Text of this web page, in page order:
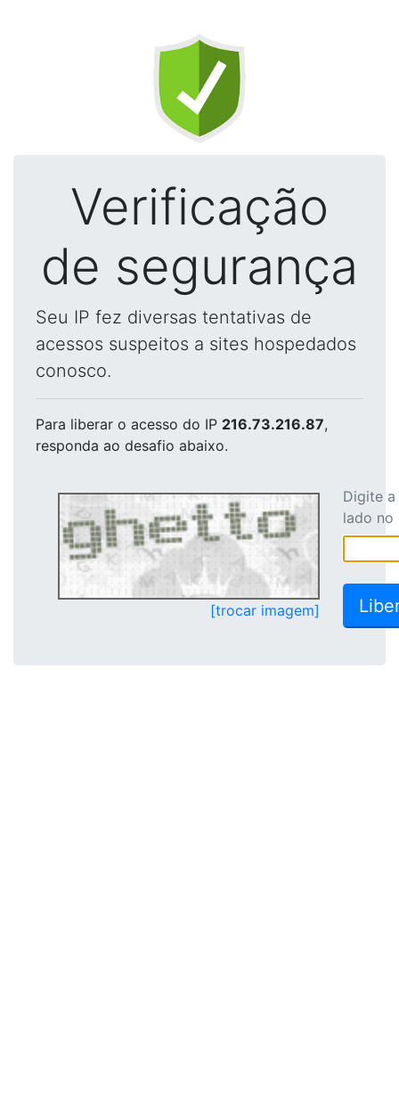
Verificação
de segurança
Seu IP fez diversas tentativas de
acessos suspeitos a sites hospedados
conosco.
Para liberar o acesso do IP 216.73.216.87,
responda ao desafio abaixo.
[trocar imagem]
Digite
lado no